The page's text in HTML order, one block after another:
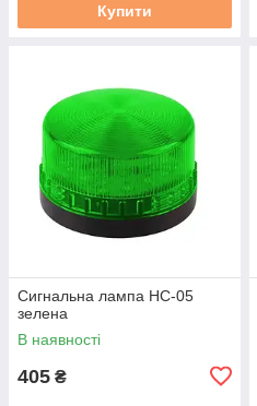
Купити
Сигнальна лампа HC-05
зелена
В наявності
405 ₴